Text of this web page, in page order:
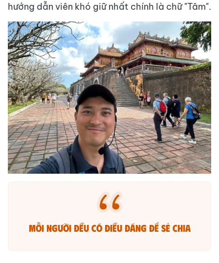
hướng dẫn viên khó giữ nhất chính là chữ "Tâm".
Mỗi người đều có điều đáng để sẻ chia